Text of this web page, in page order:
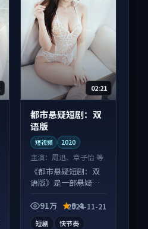
02:21
都市悬疑短剧：双
语版
短视频 2020
主演： 周迅、章子怡 等
《都市悬疑短剧：双
语版》是一部悬疑向
续发酵，适合周末一
91万 9.4
2024-11-21
短剧
快节奏